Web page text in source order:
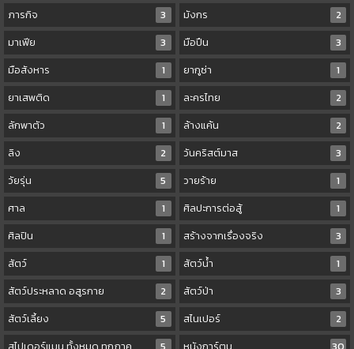
ภารกิจ
3 มังกร
2
มาเฟีย
3 มือปืน
3
มือสังหาร
1 ยากูซ่า
1
ยาเสพติด
1 ละครไทย
2
ลักพาตัว
1 ล้างแค้น
2
ลิง
2 วันคริสต์มาส
3
วัยรุ่น
5 วายร้าย
1
ศาล
1 ศิลปะการต่อสู้
1
ศิลปิน
1 สร้างจากเรื่องจริง
3
สัตว์
1 สัตว์น้ำ
1
สัตว์ประหลาด อสูรกาย
2 สัตว์ป่า
3
สัตว์เลี้ยง
5 สไนเปอร์
2